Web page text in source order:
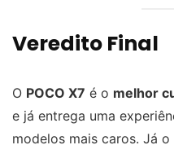
Veredito Final
O POCO X7 é o melhor
e já entrega uma
modelos mais caros. Já o